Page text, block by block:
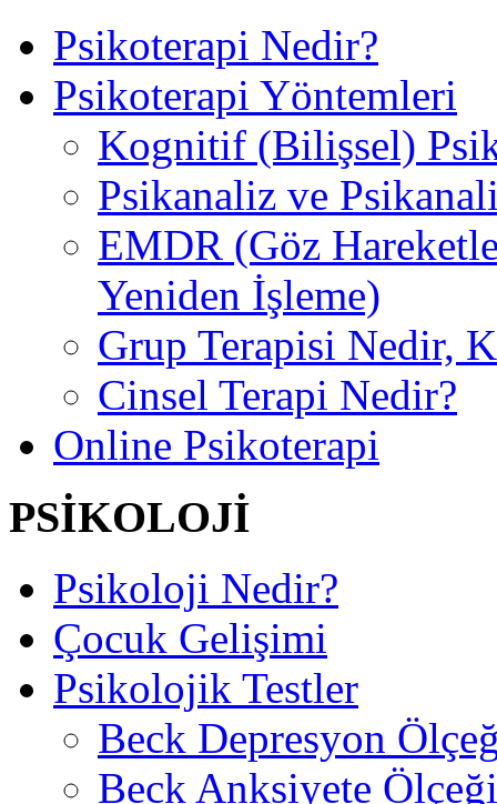
Psikoterapi Nedir?
Psikoterapi Yöntemleri
Kognitif (Bilişsel)
Psikanaliz ve
EMDR (Göz
Yeniden İşleme)
Grup Terapisi Nedir,
Cinsel Terapi Nedir?
Online Psikoterapi
PSİKOLOJİ
Psikoloji Nedir?
Çocuk Gelişimi
Psikolojik Testler
Beck Depresyon
Beck Anksiyete Ölçeği